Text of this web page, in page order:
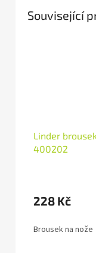
Související
Linder
400202
228 Kč
Brousek na nože